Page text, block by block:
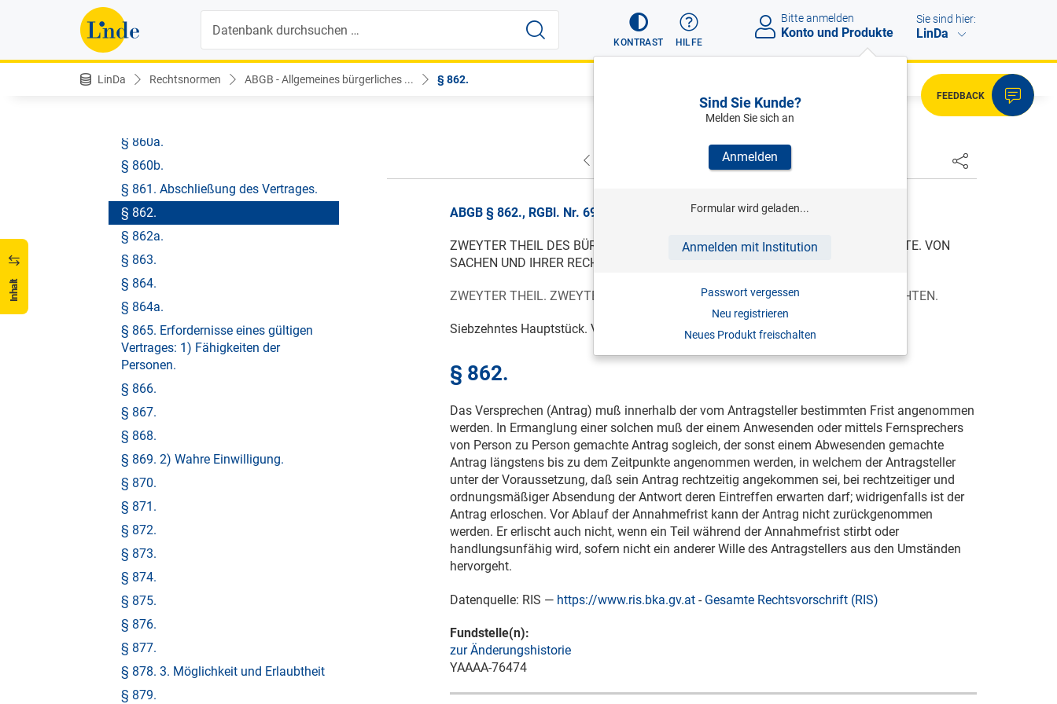
KONTRAST HILFE
Bitte anmelden
Konto und Produkte
Sind Sie Kunde?
Melden Sie sich an
Anmelden
Formular wird geladen...
Anmelden mit Institution
Passwort vergessen
Neu registrieren
Neues Produkt freischalten
Sie sind hier:
LinDa
LinDa Rechtsnormen ABGB - Allgemeines bürgerliches ... § 862.
FEEDBACK
Inhalt
den persönlichen Sachenrechten.
Siebzehntes Hauptstück. Von Verträgen
und Rechtsgeschäften überhaupt.
§ 859. Grund der persönlichen
§ 860a.
§ 860b.
§ 861. Abschließung des Vertrages.
§ 862.
§ 862a.
§ 863.
§ 864.
§ 864a.
§ 865. Erfordernisse eines gültigen
Vertrages: 1) Fähigkeiten der
Personen.
§ 866.
§ 867.
§ 868.
§ 869. 2) Wahre Einwilligung.
§ 870.
§ 871.
§ 872.
§ 873.
§ 874.
§ 875.
§ 876.
§ 877.
§ 878. 3. Möglichkeit und Erlaubtheit
§ 879.
NÄCHSTER
ABGB § 862., RGBl. Nr. 69/1916, gültig ab 01.01.1917
ZWEYTER THEIL DES BÜRGERLICHEN GESETZBUCHES. VON DEM SACHENRECHTE. VON
SACHEN UND IHRER RECHTLICHEN EINTHEILUNG.
ZWEYTER THEIL. ZWEYTE ABTHEILUNG. VON DEN PERSÖNLICHEN SACHENRECHTEN.
Siebzehntes Hauptstück. Von Verträgen und Rechtsgeschäften überhaupt.
§ 862.
Das Versprechen (Antrag) muß innerhalb der vom Antragsteller bestimmten Frist angenommen
werden. In Ermanglung einer solchen muß der einem Anwesenden oder mittels Fernsprechers
von Person zu Person gemachte Antrag sogleich, der sonst einem Abwesenden gemachte
Antrag längstens bis zu dem Zeitpunkte angenommen werden, in welchem der Antragsteller
unter der Voraussetzung, daß sein Antrag rechtzeitig angekommen sei, bei rechtzeitiger und
ordnungsmäßiger Absendung der Antwort deren Eintreffen erwarten darf; widrigenfalls ist der
Antrag erloschen. Vor Ablauf der Annahmefrist kann der Antrag nicht zurückgenommen
werden. Er erlischt auch nicht, wenn ein Teil während der Annahmefrist stirbt oder
handlungsunfähig wird, sofern nicht ein anderer Wille des Antragstellers aus den Umständen
hervorgeht.
Datenquelle: RIS — https://www.ris.bka.gv.at - Gesamte Rechtsvorschrift (RIS)
Fundstelle(n):
zur Änderungshistorie
YAAAA-76474